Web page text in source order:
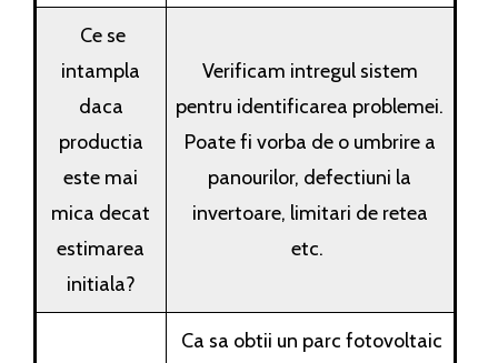
Ce se
intampla
daca
productia
este mai
mica decat
estimarea
initiala?
Verificam intregul sistem
pentru identificarea problemei.
Poate fi vorba de o umbrire a
panourilor, defectiuni la
invertoare, limitari de retea
etc.
Ca sa obtii un parc fotovoltaic